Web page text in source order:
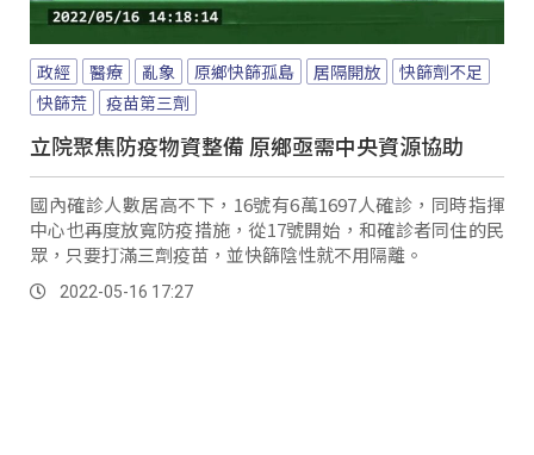
政經 醫療 亂象 原鄉快篩孤島 居隔開放
快篩劑不足
快篩荒
疫苗第三劑
立院聚焦防疫物資整備 原鄉亟需中央資源協助
國內確診人數居高不下，16號有6萬1697人確診，同時指揮
中心也再度放寬防疫措施，從17號開始，和確診者同住的民
眾，只要打滿三劑疫苗，並快篩陰性就不用隔離。
2022-05-16 17:27